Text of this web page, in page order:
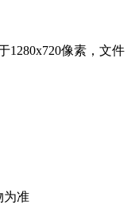
1280x720像素，文件
为准